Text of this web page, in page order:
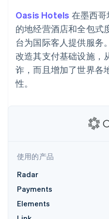
支持 125 种以
上
Terminal
线下支付
Authorization
Boost
支付成功率优
化
Link
Financial
会计
Stripe
自定
Data
数据同
更多
了解未来规划
Radar
欺诈防范
资金管理
平台
SaaS
按行业
游戏
媒体与娱乐
通过智能体
务
资源
API 状态
产品路线
招聘
资讯中心
Stripe
联系销售
成为合
Oasis Hotels 在墨西
的地经营酒店和全包式
台为国际客人提供服务
改造其支付基础设施，
诈，而且增加了世界各
性。
使用的产品
Radar
Payments
Elements